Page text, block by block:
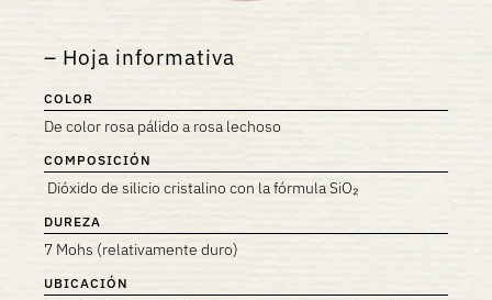
Hoja informativa
COLOR
De color rosa pálido a rosa lechoso
COMPOSICIÓN
Dióxido de silicio cristalino con la fórmula SiO₂
DUREZA
7 Mohs (relativamente duro)
UBICACIÓN